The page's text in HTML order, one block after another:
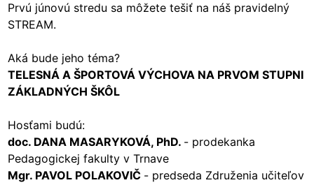
Prvú júnovú stredu sa môžete tešiť na náš pravidelný
STREAM.
Aká bude jeho téma?
TELESNÁ A ŠPORTOVÁ VÝCHOVA NA PRVOM STUPNI
ZÁKLADNÝCH ŠKÔL
Hosťami budú:
doc. DANA MASARYKOVÁ, PhD. - prodekanka
Pedagogickej fakulty v Trnave
Mgr. PAVOL POLAKOVIČ - predseda Združenia učiteľov